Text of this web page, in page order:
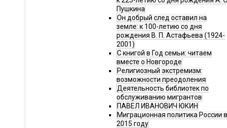
Пушкина
Он добрый след оставил на
земле: к 100-летию со дня
рождения В. П. Астафьева (1924-
2001)
С книгой в Год семьи: читаем
вместе о Новгороде
Религиозный экстремизм:
возможности преодоления
Деятельность библиотек по
обслуживанию мигрантов
ПАВЕЛ ИВАНОВИЧ ЮКИН
Миграционная политика России в
2015 году